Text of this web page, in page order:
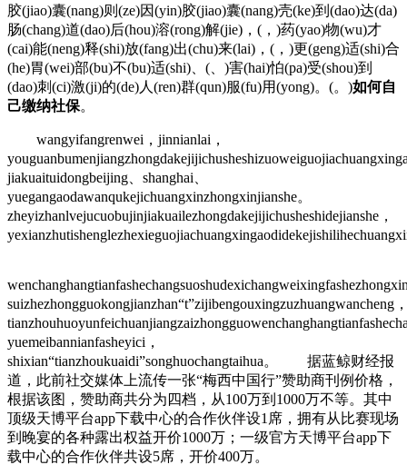
胶(jiao)囊(nang)则(ze)因(yin)胶(jiao)囊(nang)壳(ke)到(dao)达(da)
肠(chang)道(dao)后(hou)溶(rong)解(jie)，(，)药(yao)物(wu)才
(cai)能(neng)释(shi)放(fang)出(chu)来(lai)，(，)更(geng)适(shi)合
(he)胃(wei)部(bu)不(bu)适(shi)、(、)害(hai)怕(pa)受(shou)到
(dao)刺(ci)激(ji)的(de)人(ren)群(qun)服(fu)用(yong)。(。)如何自
己缴纳社保。
wangyifangrenwei，jinnianlai，
jiakuaituidongbeijing、shanghai、
yuegangaodawanqukejichuangxinzhongxinjianshe。
zheyizhanlvejucuobujinjiakuailezhongdakejijichusheshidejianshe，
suizhezhongguokongjianzhan“t”zijibengouxingzuzhuangwancheng
yuemeibannianfasheyici，
shixian“tianzhoukuaidi”songhuochangtaihua。 据蓝鲸财经报
道，此前社交媒体上流传一张“梅西中国行”赞助商刊例价格，
根据该图，赞助商共分为四档，从100万到1000万不等。其中
顶级天博平台app下载中心的合作伙伴设1席，拥有从比赛现场
到晚宴的各种露出权益开价1000万；一级官方天博平台app下
载中心的合作伙伴共设5席，开价400万。